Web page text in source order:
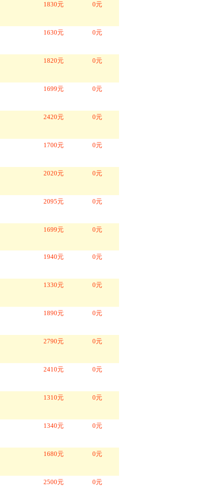
1830元 0元
1630元 0元
1820元 0元
1699元 0元
2420元 0元
1700元 0元
2020元 0元
2095元 0元
1699元 0元
1940元 0元
1330元 0元
1890元 0元
2790元 0元
2410元 0元
1310元 0元
1340元 0元
1680元 0元
2500元 0元